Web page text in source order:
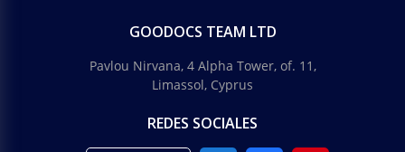
GOODOCS TEAM LTD
Pavlou Nirvana, 4 Alpha Tower, of. 11,
Limassol, Cyprus
REDES SOCIALES